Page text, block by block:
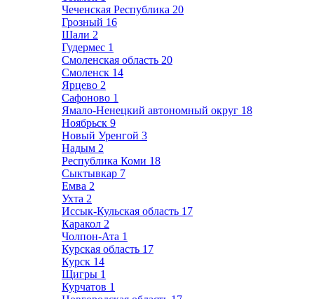
Чеченская Республика 20
Грозный 16
Шали 2
Гудермес 1
Смоленская область 20
Смоленск 14
Ярцево 2
Сафоново 1
Ямало-Ненецкий автономный округ 18
Ноябрьск 9
Новый Уренгой 3
Надым 2
Республика Коми 18
Сыктывкар 7
Емва 2
Ухта 2
Иссык-Кульская область 17
Каракол 2
Чолпон-Ата 1
Курская область 17
Курск 14
Щигры 1
Курчатов 1